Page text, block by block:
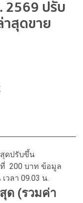
2569 ปรับ
สุดขาย
ดปรับขึ้น
ที่ 200 บาท ข้อมูล
ลา 09.03 น.
ด (รวมค่า